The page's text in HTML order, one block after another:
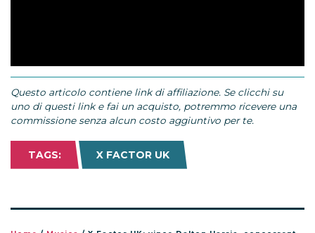
Questo articolo contiene link di affiliazione. Se clicchi su
uno di questi link e fai un acquisto, potremmo ricevere una
commissione senza alcun costo aggiuntivo per te.
TAGS: X FACTOR UK